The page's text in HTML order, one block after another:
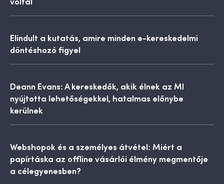
Elindult a kutatás, amire minden e-kereskedelmi
döntéshozó figyel
Deann Evans: A kereskedők, akik élnek az MI
nyújtotta lehetőségekkel, hatalmas előnybe
kerülnek
Webshopok és a személyes átvétel: Miért a
papírtáska az offline vásárlói élmény megmentője
a célegyenesben?